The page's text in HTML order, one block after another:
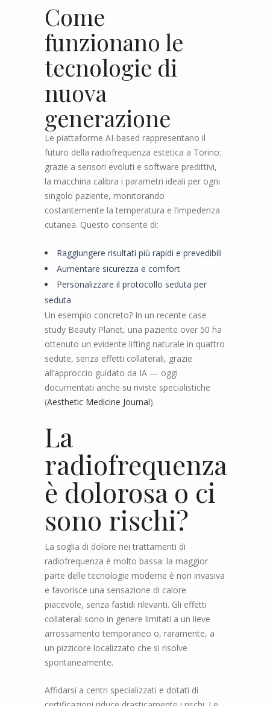
Come
funzionano le
tecnologie di
nuova
generazione
Le piattaforme AI-based rappresentano il
futuro della radiofrequenza estetica a Torino:
grazie a sensori evoluti e software predittivi,
la macchina calibra i parametri ideali per ogni
singolo paziente, monitorando
costantemente la temperatura e l’impedenza
cutanea. Questo consente di:
Raggiungere risultati più rapidi e prevedibili
Aumentare sicurezza e comfort
Personalizzare il protocollo seduta per
seduta
Un esempio concreto? In un recente case
study Beauty Planet, una paziente over 50 ha
ottenuto un evidente lifting naturale in quattro
sedute, senza effetti collaterali, grazie
all’approccio guidato da IA — oggi
documentati anche su riviste specialistiche
(Aesthetic Medicine Journal).
La
radiofrequenza
è dolorosa o ci
sono rischi?
La soglia di dolore nei trattamenti di
radiofrequenza è molto bassa: la maggior
parte delle tecnologie moderne è non invasiva
e favorisce una sensazione di calore
piacevole, senza fastidi rilevanti. Gli effetti
collaterali sono in genere limitati a un lieve
arrossamento temporaneo o, raramente, a
un pizzicore localizzato che si risolve
spontaneamente.
Affidarsi a centri specializzati e dotati di